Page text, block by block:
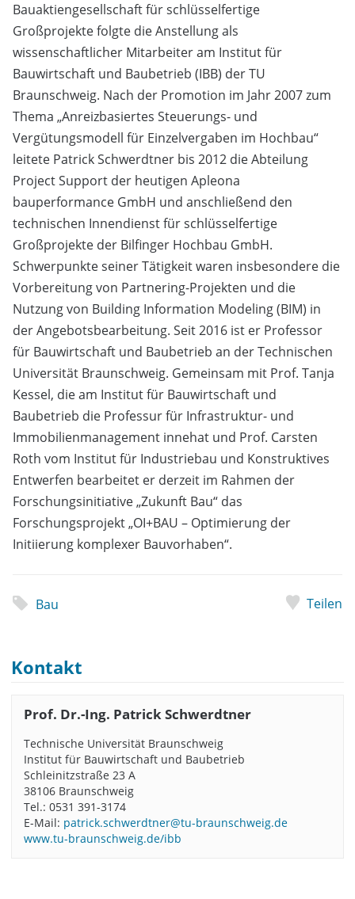
Bauaktiengesellschaft für schlüsselfertige
Großprojekte folgte die Anstellung als
wissenschaftlicher Mitarbeiter am Institut für
Bauwirtschaft und Baubetrieb (IBB) der TU
Braunschweig. Nach der Promotion im Jahr 2007 zum
Thema „Anreizbasiertes Steuerungs- und
Vergütungsmodell für Einzelvergaben im Hochbau“
leitete Patrick Schwerdtner bis 2012 die Abteilung
Project Support der heutigen Apleona
bauperformance GmbH und anschließend den
technischen Innendienst für schlüsselfertige
Großprojekte der Bilfinger Hochbau GmbH.
Schwerpunkte seiner Tätigkeit waren insbesondere die
Vorbereitung von Partnering-Projekten und die
Nutzung von Building Information Modeling (BIM) in
der Angebotsbearbeitung. Seit 2016 ist er Professor
für Bauwirtschaft und Baubetrieb an der Technischen
Universität Braunschweig. Gemeinsam mit Prof. Tanja
Kessel, die am Institut für Bauwirtschaft und
Baubetrieb die Professur für Infrastruktur- und
Immobilienmanagement innehat und Prof. Carsten
Roth vom Institut für Industriebau und Konstruktives
Entwerfen bearbeitet er derzeit im Rahmen der
Forschungsinitiative „Zukunft Bau“ das
Forschungsprojekt „OI+BAU – Optimierung der
Initiierung komplexer Bauvorhaben“.
Bau Teilen
Kontakt
Prof. Dr.-Ing. Patrick Schwerdtner
Technische Universität Braunschweig
Institut für Bauwirtschaft und Baubetrieb
Schleinitzstraße 23 A
38106 Braunschweig
Tel.: 0531 391-3174
E-Mail: patrick.schwerdtner@tu-braunschweig.de
www.tu-braunschweig.de/ibb